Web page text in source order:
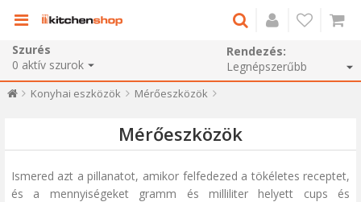
Szurés
0 aktív szurok
Rendezés:
Konyhai eszközök Mérőeszközök
Mérőeszközök
Ismered azt a pillanatot, amikor felfedezed a tökéletes receptet,
és a mennyiségeket gramm és milliliter helyett cups és